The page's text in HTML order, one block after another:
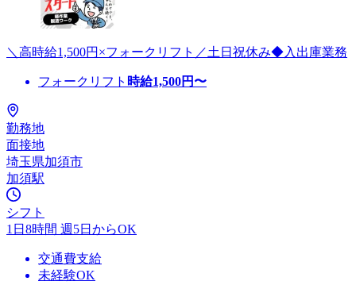
＼高時給1,500円×フォークリフト／土日祝休み◆入出庫業務
フォークリフト 時給1,500円〜
勤務地
面接地
埼玉県加須市
加須駅
シフト
1日8時間 週5日からOK
交通費支給
未経験OK